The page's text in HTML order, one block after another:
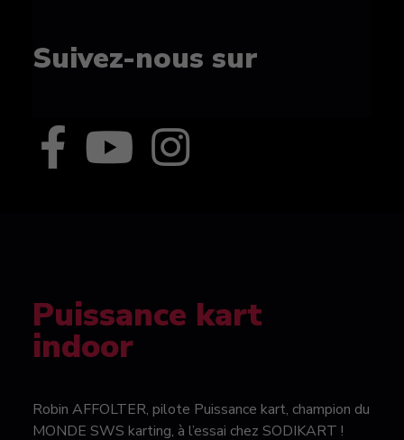
Suivez-nous sur
Puissance kart
indoor
Robin AFFOLTER, pilote Puissance kart, champion du
MONDE SWS karting, à l’essai chez SODIKART !